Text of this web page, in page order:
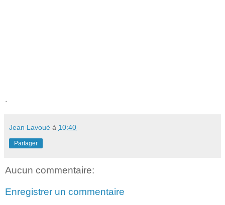
.
Jean Lavoué à 10:40
Partager
Aucun commentaire:
Enregistrer un commentaire